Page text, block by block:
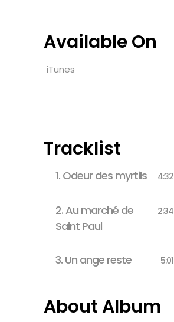
Available On
iTunes
Tracklist
1. Odeur des myrtils 4:32
2.Au marché de
Saint Paul
2:34
3. Un ange reste 5:01
About Album